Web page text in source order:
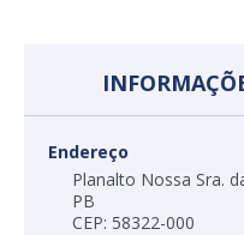
Endereço
Planalto Nossa Sra.
PB
CEP: 58322-000